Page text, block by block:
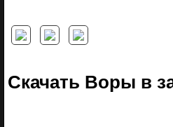
Скачать Воры в